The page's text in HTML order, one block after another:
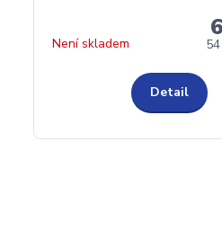
Není skladem
Detail